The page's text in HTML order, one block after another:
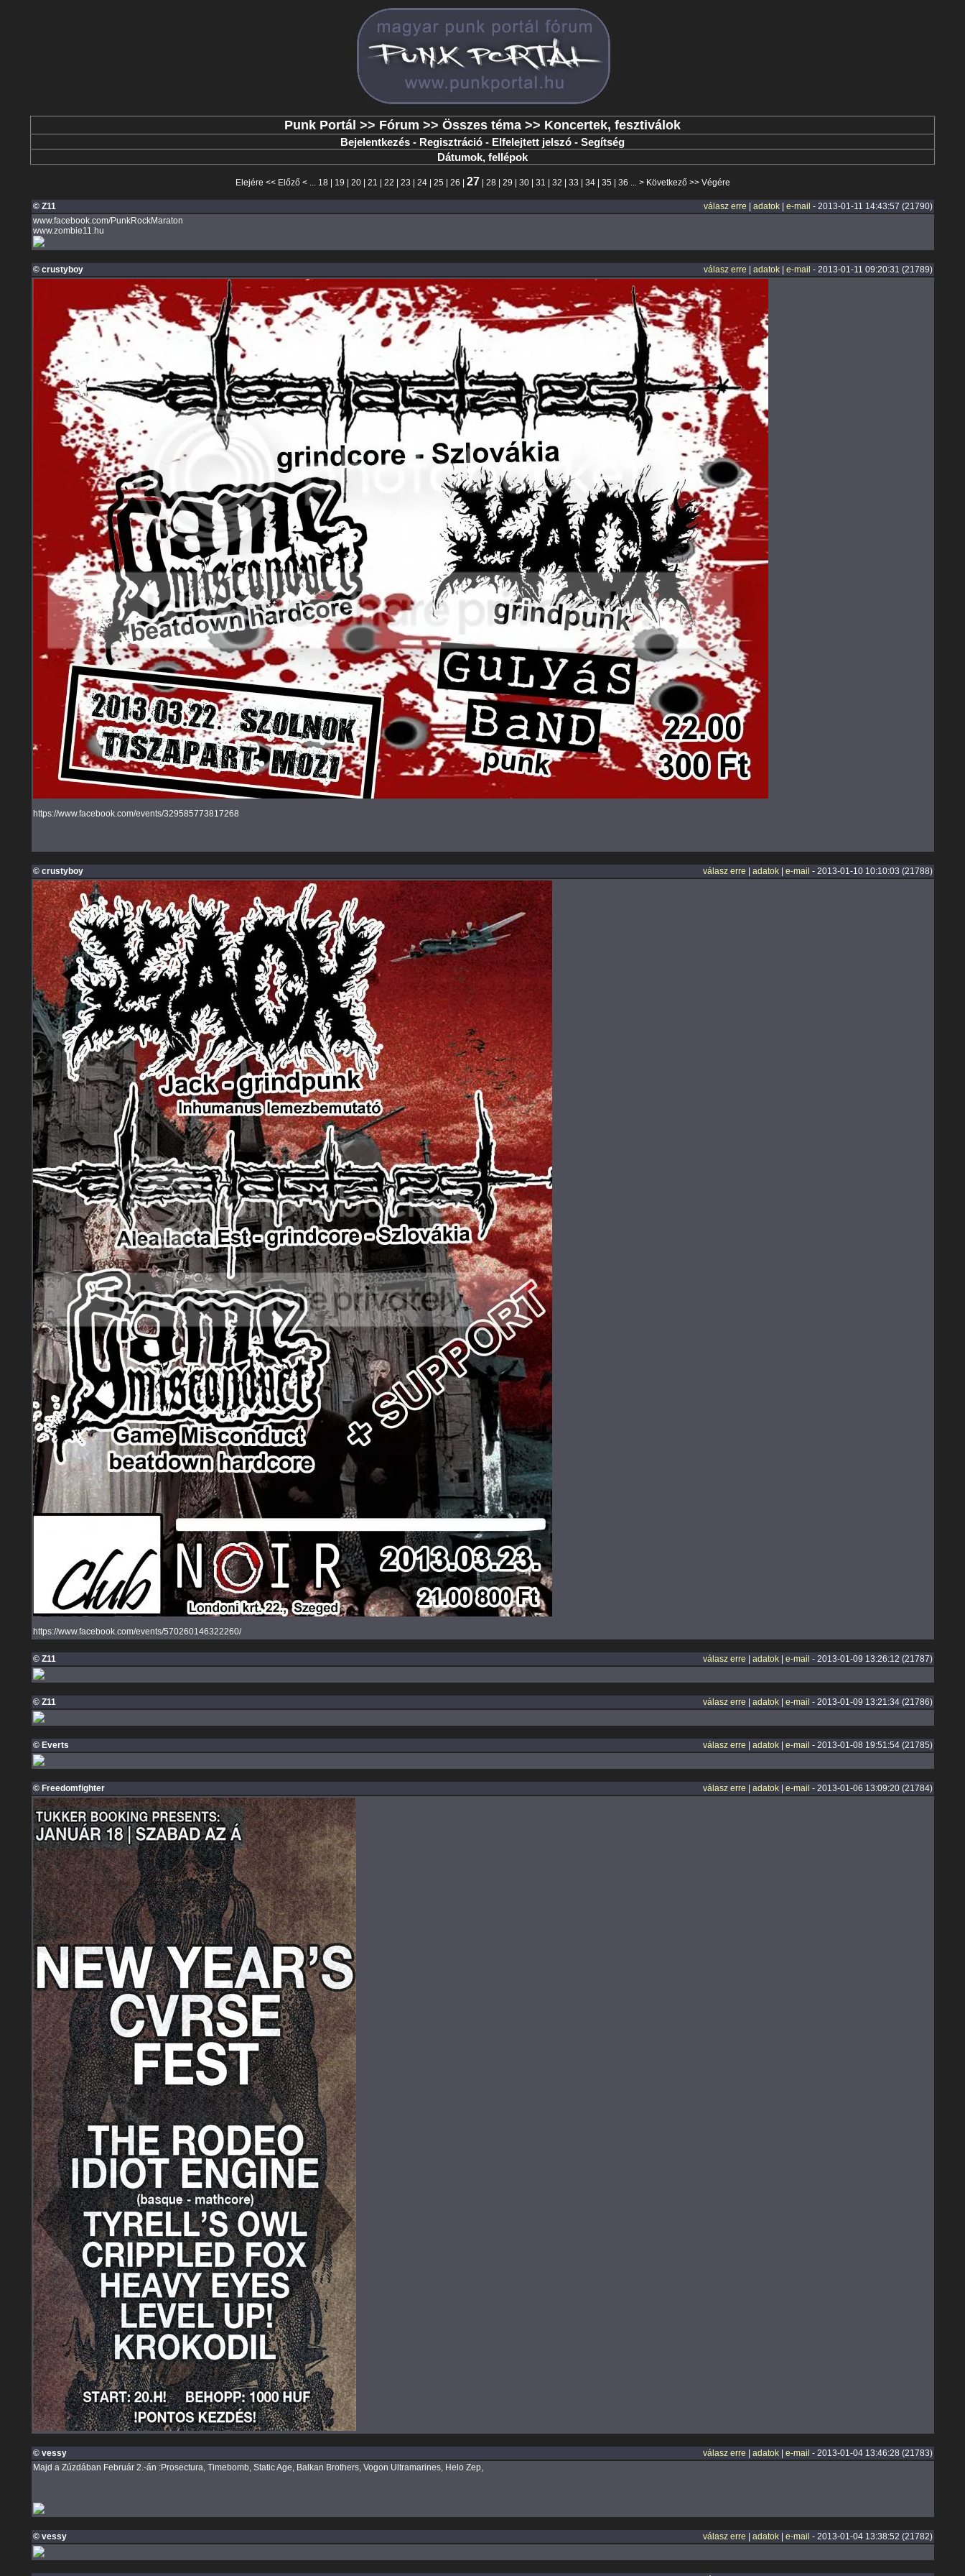
Punk Portál >> Fórum >> Összes téma >> Koncertek, fesztiválok
Bejelentkezés - Regisztráció - Elfelejtett jelszó - Segítség
Dátumok, fellépok
Elejére << Előző< ... 18| 19 20| 21 22 23 24| 25 26 27 28| 29 30| 31 32 33 34| 35 36 ... > Következő>> Végére
© Z11 válasz erre adatok| e-mail - 2013-01-11 14:43:57 (21790)
www.facebook.com/PunkRockMaraton
www.zombie11.hu
© crustyboy válasz erre adatok| e-mail - 2013-01-11 09:20:31 (21789)
https://www.facebook.com/events/329585773817268
© crustyboy válasz erre adatok| e-mail - 2013-01-10 10:10:03 (21788)
https://www.facebook.com/events/570260146322260/
© Z11 válasz erre adatok| e-mail - 2013-01-09 13:26:12 (21787)
© Z11 válasz erre adatok| e-mail - 2013-01-09 13:21:34 (21786)
© Everts válasz erre adatok| e-mail - 2013-01-08 19:51:54 (21785)
© Freedomfighter válasz erre adatok| e-mail - 2013-01-06 13:09:20 (21784)
© vessy válasz erre adatok| e-mail - 2013-01-04 13:46:28 (21783)
Majd a Zúzdában Február 2.-án :Prosectura, Timebomb, Static Age, Balkan Brothers, Vogon Ultramarines, Helo Zep,
© vessy válasz erre adatok| e-mail - 2013-01-04 13:38:52 (21782)